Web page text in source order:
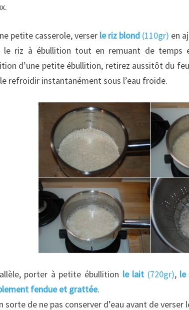
petite casserole, verser le riz blond (110gr) en
le riz à ébullition tout en remuant de temps
d’une petite ébullition, retirez aussitôt du
refroidir instantanément sous l’eau froide.
porter à petite ébullition le lait (720gr), le
fendue et grattée.
sorte de ne pas conserver d’eau avant de verser